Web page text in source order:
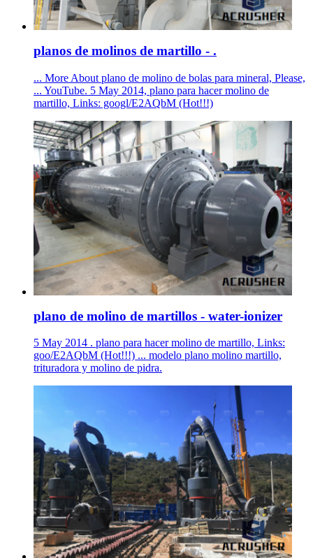
planos de molinos de martillo - .
... More About plano de molino de bolas para mineral, Please,
... YouTube. 5 May 2014, plano para hacer molino de
martillo, Links: googl/E2AQbM (Hot!!!)
plano de molino de martillos - water-ionizer
5 May 2014 . plano para hacer molino de martillo, Links:
goo/E2AQbM (Hot!!!) ... modelo plano molino martillo,
trituradora y molino de pidra.